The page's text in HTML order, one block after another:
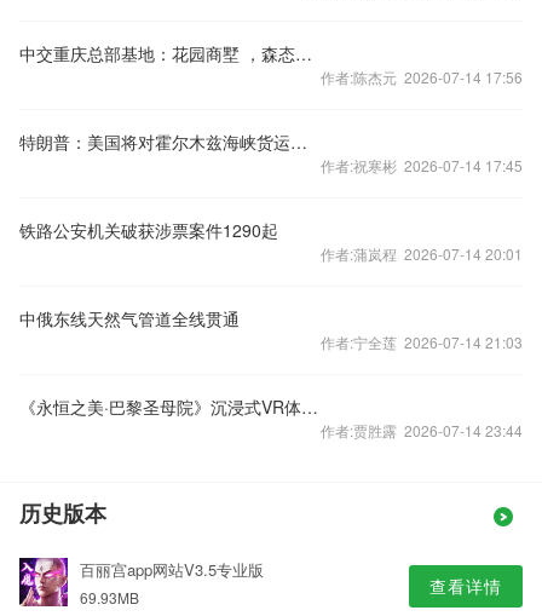
中交重庆总部基地：花园商墅 ，森态办公
作者:陈杰元 2026-07-14 17:56
特朗普：美国将对霍尔木兹海峡货运收取20%费用；国际油价狂飙近10%｜21早新闻
作者:祝寒彬 2026-07-14 17:45
铁路公安机关破获涉票案件1290起
作者:蒲岚程 2026-07-14 20:01
中俄东线天然气管道全线贯通
作者:宁全莲 2026-07-14 21:03
《永恒之美·巴黎圣母院》沉浸式VR体验展在京开幕
作者:贾胜露 2026-07-14 23:44
历史版本
百丽宫app网站V3.5专业版
69.93MB 查看详情